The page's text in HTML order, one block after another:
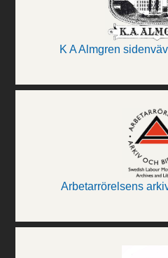
K A Almgren
Arbetarrörelsens